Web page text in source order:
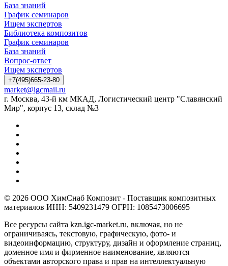
База знаний
График семинаров
Ищем экспертов
Библиотека композитов
График семинаров
База знаний
Вопрос-ответ
Ищем экспертов
+7(495)665-23-80
market@igcmail.ru
г. Москва, 43-й км МКАД, Логистический центр "Славянский
Мир", корпус 13, склад №3
© 2026 ООО ХимСнаб Композит - Поставщик композитных
материалов ИНН: 5409231479 ОГРН: 1085473006695
Все ресурсы сайта kzn.igc-market.ru, включая, но не
ограничиваясь, текстовую, графическую, фото- и
видеоинформацию, структуру, дизайн и оформление страниц,
доменное имя и фирменное наименование, являются
объектами авторского права и прав на интеллектуальную